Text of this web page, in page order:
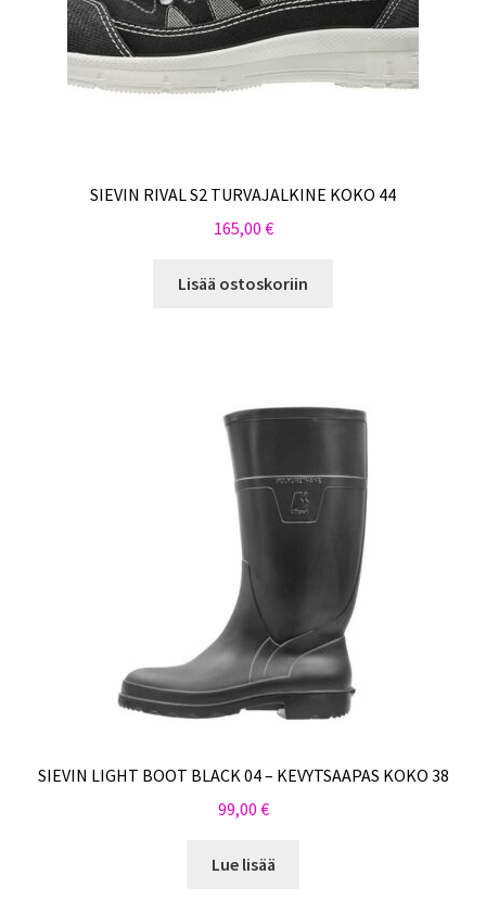
SIEVIN RIVAL S2 TURVAJALKINE KOKO 44
165,00 €
Lisää ostoskoriin
SIEVIN LIGHT BOOT BLACK 04 – KEVYTSAAPAS KOKO 38
99,00 €
Lue lisää